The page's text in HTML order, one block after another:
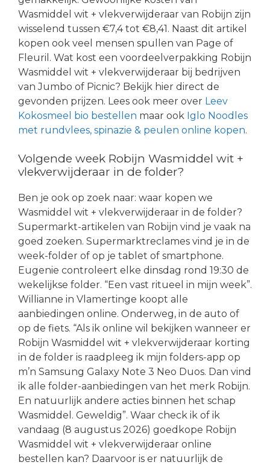
Wasmiddel wit + vlekverwijderaar van Robijn zijn
wisselend tussen €7,4 tot €8,41. Naast dit artikel
kopen ook veel mensen spullen van Page of
Fleuril. Wat kost een voordeelverpakking Robijn
Wasmiddel wit + vlekverwijderaar bij bedrijven
van Jumbo of Picnic? Bekijk hier direct de
gevonden prijzen. Lees ook meer over Leev
Kokosmeel bio bestellen maar ook Iglo Noodles
met rundvlees, spinazie & peulen online kopen.
Volgende week Robijn Wasmiddel wit +
vlekverwijderaar in de folder?
Ben je ook op zoek naar: waar kopen we
Wasmiddel wit + vlekverwijderaar in de folder?
Supermarkt-artikelen van Robijn vind je vaak na
goed zoeken. Supermarktreclames vind je in de
week-folder of op je tablet of smartphone.
Eugenie controleert elke dinsdag rond 19:30 de
wekelijkse folder. “Een vast ritueel in mijn week”.
Willianne in Vlamertinge koopt alle
aanbiedingen online. Onderweg, in de auto of
op de fiets. “Als ik online wil bekijken wanneer er
Robijn Wasmiddel wit + vlekverwijderaar korting
in de folder is raadpleeg ik mijn folders-app op
m’n Samsung Galaxy Note 3 Neo Duos. Dan vind
ik alle folder-aanbiedingen van het merk Robijn.
En natuurlijk andere acties binnen het schap
Wasmiddel. Geweldig”. Waar check ik of ik
vandaag (8 augustus 2026) goedkope Robijn
Wasmiddel wit + vlekverwijderaar online
bestellen kan? Daarvoor is er natuurlijk de